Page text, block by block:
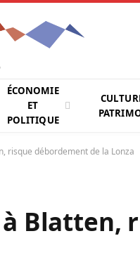
ÉCONOMIE
ET
POLITIQUE
risque débordement de la Lonza
Blatten,